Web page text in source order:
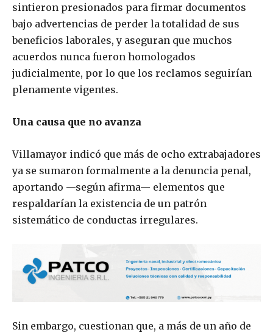
sintieron presionados para firmar documentos
bajo advertencias de perder la totalidad de sus
beneficios laborales, y aseguran que muchos
acuerdos nunca fueron homologados
judicialmente, por lo que los reclamos seguirían
plenamente vigentes.
Una causa que no avanza
Villamayor indicó que más de ocho extrabajadores
ya se sumaron formalmente a la denuncia penal,
aportando —según afirma— elementos que
respaldarían la existencia de un patrón
sistemático de conductas irregulares.
Sin embargo, cuestionan que, a más de un año de